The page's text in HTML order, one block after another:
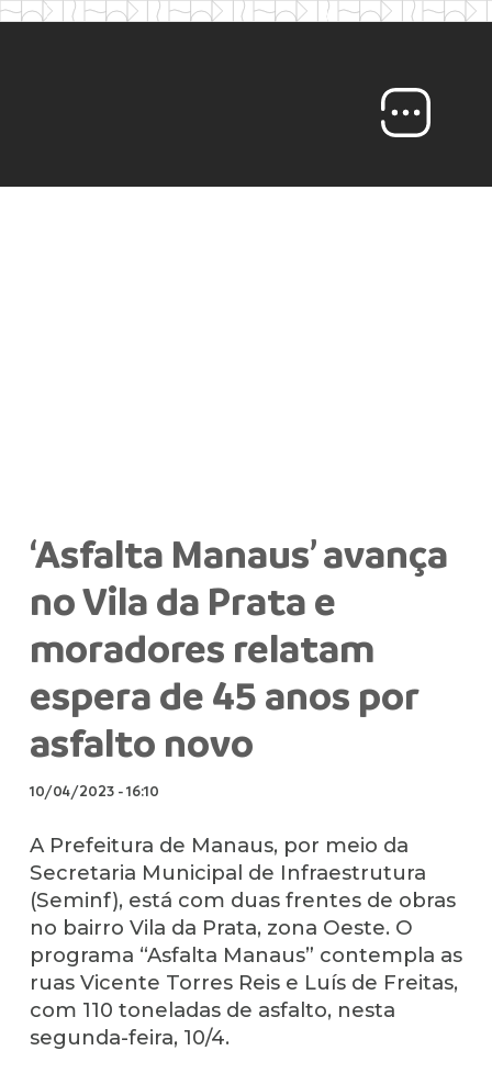
‘Asfalta Manaus’ avança
no Vila da Prata e
moradores relatam
espera de 45 anos por
asfalto novo
10/04/2023-16:10
A Prefeitura de Manaus, por meio da
Secretaria Municipal de Infraestrutura
(Seminf), está com duas frentes de obras
no bairro Vila da Prata, zona Oeste. O
programa “Asfalta Manaus” contempla as
ruas Vicente Torres Reis e Luís de Freitas,
com 110 toneladas de asfalto, nesta
segunda-feira, 10/4.